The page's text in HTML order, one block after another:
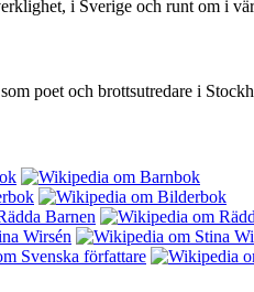
i Sverige och runt om i
poet och brottsutredare i